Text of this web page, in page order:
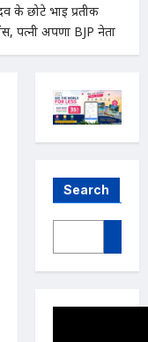
के छोटे भाई प्रतीक
पत्नी अपर्णा BJP नेता
Search